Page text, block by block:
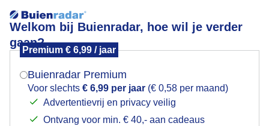
Welkom bij Buienradar, hoe wil je verder
gaan?
Premium € 6,99 / jaar
Buienradar Premium
Voor slechts € 6,99 per jaar (€ 0,58 per maand)
Advertentievrij en privacy veilig
Ontvang voor min. € 40,- aan cadeaus
Prachtig schouwspel
Mogen we je locatie gebruiken voor het
Indien je hier nog geen akkoord op hebt gegeven,